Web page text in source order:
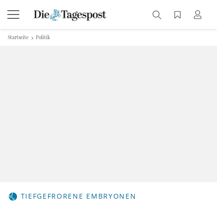
Startseite Politik
TIEFGEFRORENE EMBRYONEN